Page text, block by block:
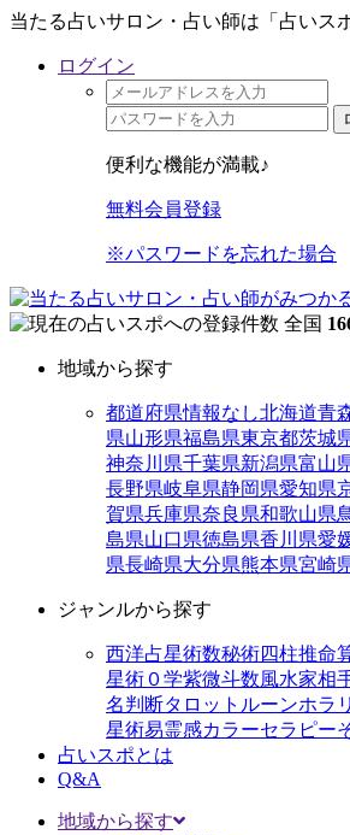
当たる占いサロン・占い師は「占いス
ログイン
便利な機能が満載♪
無料会員登録
※パスワードを忘れた場合
全国
地域から探す
都道府県情報なし北海道青
県山形県福島県東京都茨城
神奈川県千葉県新潟県富山
長野県岐阜県静岡県愛知県
賀県兵庫県奈良県和歌山県
島県山口県徳島県香川県愛
県長崎県大分県熊本県宮崎
ジャンルから探す
西洋占星術数秘術四柱推命
星術０学紫微斗数風水家相
名判断タロット ルーンホラ
星術易霊感カラーセラピー
占いスポとは
Q&A
地域から探す